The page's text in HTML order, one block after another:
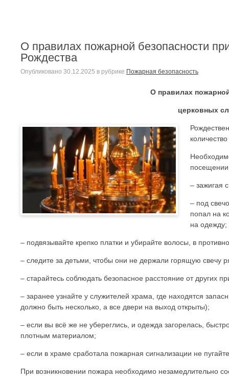
О правилах пожарной безопасности
Рождества
Опубликовано 30.12.2025 в рубрике Пожарная безопасность
О правилах
церковных
– зажигая
– под
попал на
на одежду;
– подвязывайте крепко платки и убирайте волосы, в
– следите за детьми, чтобы они не держали горящую свечу
– старайтесь соблюдать безопасное расстояние от других
– заранее узнайте у служителей храма, где находятся
должно быть несколько, а все двери на выход открыты);
– если вы всё же не убереглись, и одежда загорелась,
плотным материалом;
– если в храме сработала пожарная сигнализации не
При возникновении пожара необходимо незамедлительно